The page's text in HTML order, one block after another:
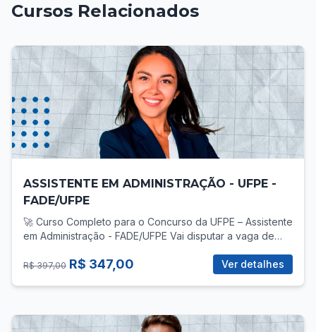
Cursos Relacionados
ASSISTENTE EM ADMINISTRAÇÃO - UFPE -
FADE/UFPE
🚀 Curso Completo para o Concurso da UFPE – Assistente
em Administração - FADE/UFPE Vai disputar a vaga de
você precisa de uma preparação direcionada, com foco
total no que realmente cobra! 📚 O que você vai
Língua Portuguesa - Legislação Aplicada ao Servidor -
R$ 397,00 R$ 347,00 Ver detalhes